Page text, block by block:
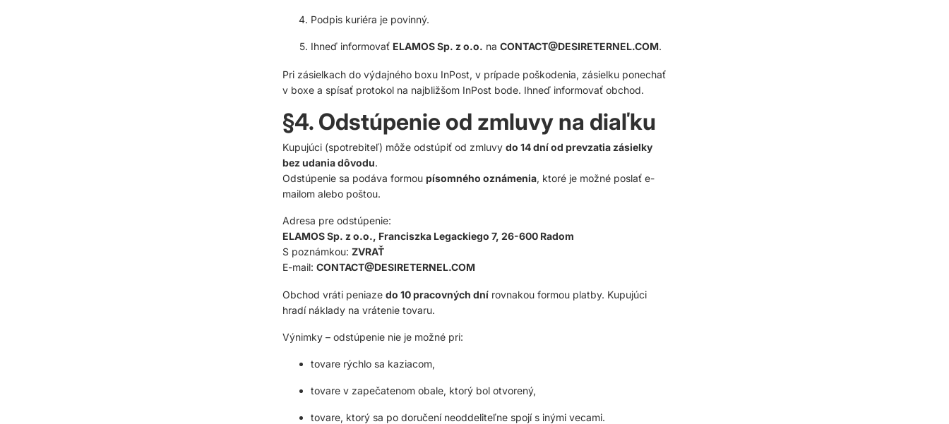
Podpis kuriéra je povinný.
Ihneď informovať ELAMOS Sp. z o.o. na CONTACT@DESIRETERNEL.COM.
Pri zásielkach do výdajného boxu InPost, v prípade poškodenia, zásielku ponechať
v boxe a spísať protokol na najbližšom InPost bode. Ihneď informovať obchod.
§4. Odstúpenie od zmluvy na diaľku
Kupujúci (spotrebiteľ) môže odstúpiť od zmluvy do 14 dní od prevzatia zásielky
bez udania dôvodu.
Odstúpenie sa podáva formou písomného oznámenia, ktoré je možné poslať e-
mailom alebo poštou.
Adresa pre odstúpenie:
ELAMOS Sp. z o.o., Franciszka Legackiego 7, 26-600 Radom
S poznámkou: ZVRAŤ
E-mail: CONTACT@DESIRETERNEL.COM
Obchod vráti peniaze do 10 pracovných dnírovnakou formou platby. Kupujúci
hradí náklady na vrátenie tovaru.
Výnimky – odstúpenie nie je možné pri:
tovare rýchlo sa kaziacom,
tovare v zapečatenom obale, ktorý bol otvorený,
tovare, ktorý sa po doručení neoddeliteľne spojí s inými vecami.